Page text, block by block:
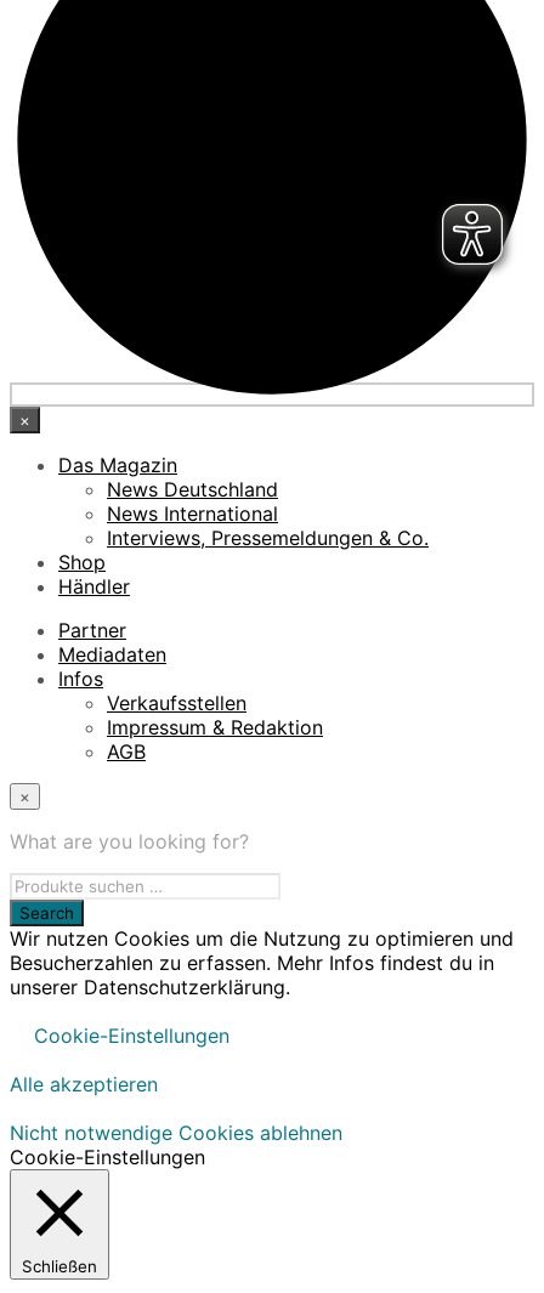
×
Das Magazin
News Deutschland
News International
Interviews, Pressemeldungen & Co.
Shop
Händler
Partner
Mediadaten
Infos
Verkaufsstellen
Impressum & Redaktion
AGB
×
What are you looking for?
Wir nutzen Cookies um die Nutzung zu optimieren und
Besucherzahlen zu erfassen. Mehr Infos findest du in
unserer Datenschutzerklärung.
Cookie-Einstellungen
Alle akzeptieren
Nicht notwendige Cookies ablehnen
Cookie-Einstellungen
Schließen